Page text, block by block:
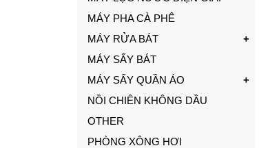
MÁY PHA CÀ PHÊ
MÁY RỬA BÁT
MÁY SẤY BÁT
MÁY SẤY QUẦN ÁO
NỒI CHIÊN KHÔNG DẦU
OTHER
PHÒNG XÔNG HƠI